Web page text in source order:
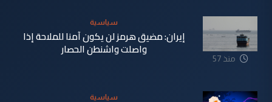
منذ 57
سياسية
إيران: مضيق هرمز لن يكون آمنا للملاحة إذا
واصلت واشنطن الحصار
سياسية